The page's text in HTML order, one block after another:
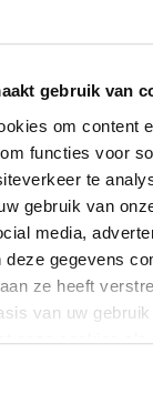
gebruik van
om content
functies voor
te
gebruik van
media,
deze gegevens
ze heeft
van uw
onze cookies als